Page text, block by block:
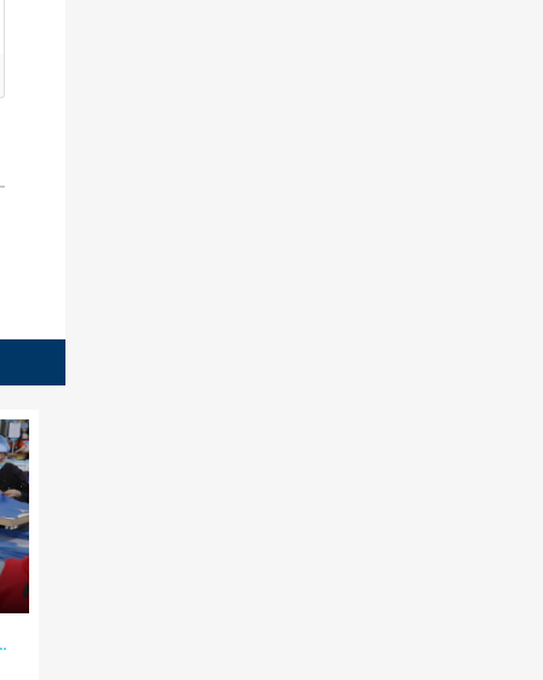
và nguồn lực tri thức